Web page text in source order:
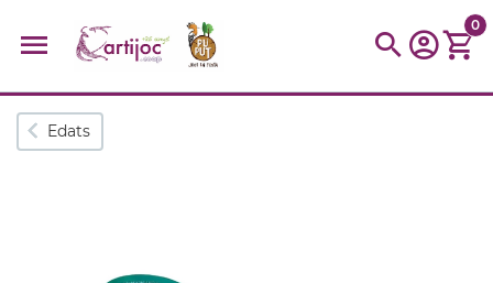
Cerques populars
0
Edats